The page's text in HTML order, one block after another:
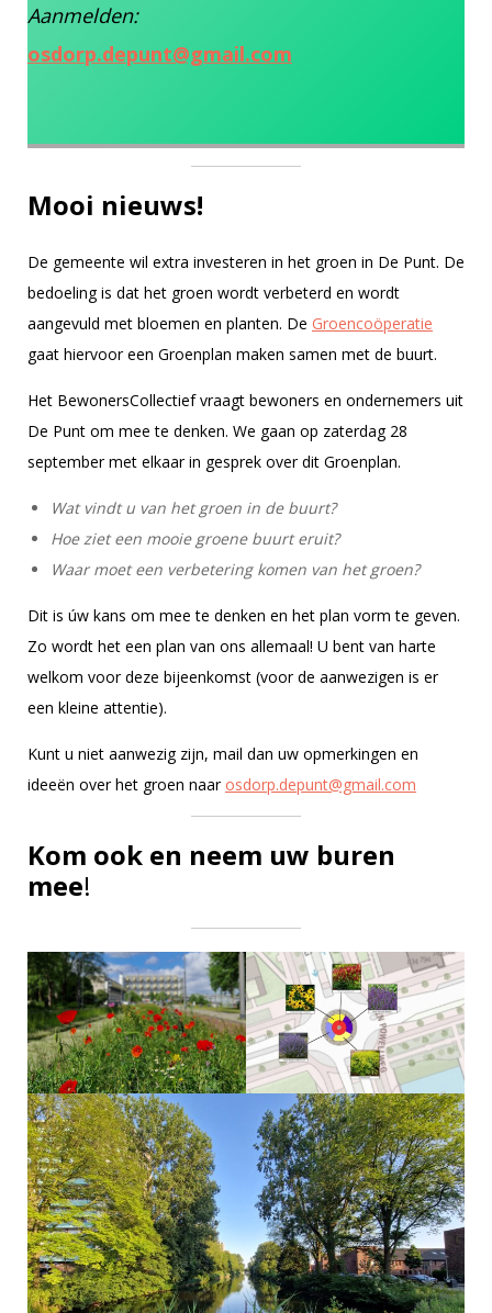
Aanmelden:
osdorp.depunt@gmail.com
Mooi nieuws!
De gemeente wil extra investeren in het groen in De Punt. De
bedoeling is dat het groen wordt verbeterd en wordt
aangevuld met bloemen en planten. De Groencoöperatie
gaat hiervoor een Groenplan maken samen met de buurt.
Het BewonersCollectief vraagt bewoners en ondernemers uit
De Punt om mee te denken. We gaan op zaterdag 28
september met elkaar in gesprek over dit Groenplan.
Wat vindt u van het groen in de buurt?
Hoe ziet een mooie groene buurt eruit?
Waar moet een verbetering komen van het groen?
Dit is úw kans om mee te denken en het plan vorm te geven.
Zo wordt het een plan van ons allemaal! U bent van harte
welkom voor deze bijeenkomst (voor de aanwezigen is er
een kleine attentie).
Kunt u niet aanwezig zijn, mail dan uw opmerkingen en
ideeën over het groen naar osdorp.depunt@gmail.com
Kom ook en neem uw buren
mee!